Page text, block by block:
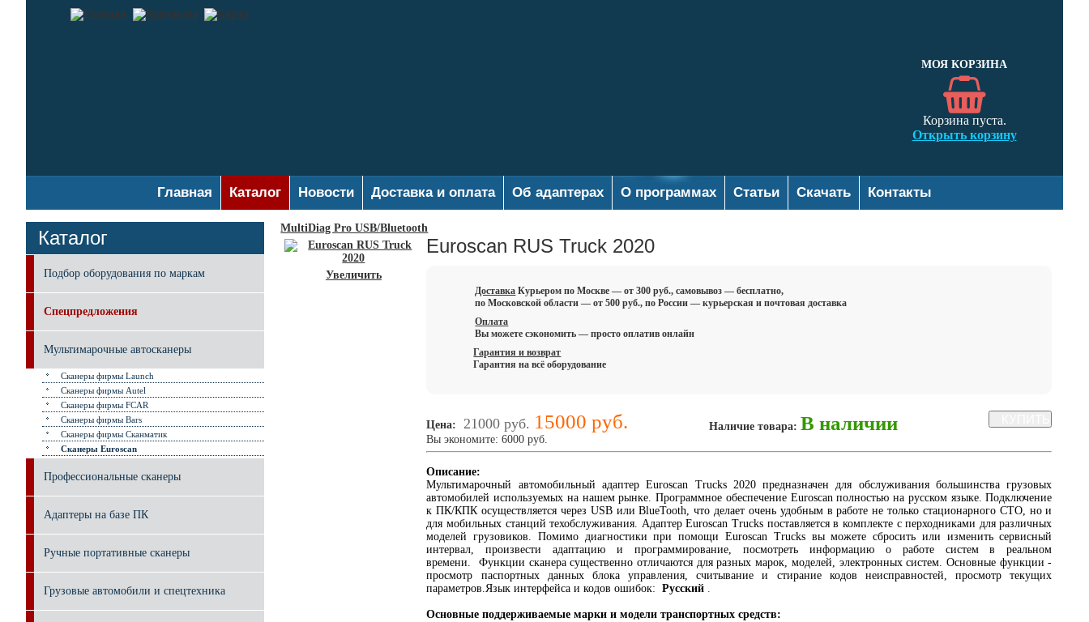
МОЯ КОРЗИНА
Корзина пуста.
Открыть корзину
Главная Каталог Новости Доставка и оплата Об адаптерах О программах Статьи Скачать Контакты
Каталог
Подбор оборудования по маркам
Спецпредложения
Мультимарочные автосканеры
Сканеры фирмы Launch
Сканеры фирмы Autel
Сканеры фирмы FCAR
Сканеры фирмы Bars
Сканеры фирмы Сканматик
Сканеры Euroscan
Профессиональные сканеры
Адаптеры на базе ПК
Ручные портативные сканеры
Грузовые автомобили и спецтехника
MultiDiag Pro USB/Bluetooth
Увеличить
Euroscan RUS Truck 2020
Доставка Курьером по Москве — от 300 руб., самовывоз — бесплатно,
по Московской области — от 500 руб., по России — курьерская и почтовая доставка
Оплата
Вы можете сэкономить — просто оплатив онлайн
Гарантия и возврат
Гарантия на всё оборудование
Цена: 21000 руб. 15000 руб.
Вы экономите: 6000 руб.
Наличие товара: В наличии
Описание:
Мультимарочный автомобильный адаптер Euroscan Trucks 2020 предназначен для обслуживания большинства грузовых
автомобилей используемых на нашем рынке. Программное обеспечение Euroscan полностью на русском языке. Подключение
к ПК/КПК осуществляется через USB или BlueTooth, что делает очень удобным в работе не только стационарного СТО, но и
для мобильных станций техобслуживания. Адаптер Euroscan Trucks поставляется в комплекте с перходниками для различных
моделей грузовиков. Помимо диагностики при помощи Euroscan Trucks вы можете сбросить или изменить сервисный
интервал, произвести адаптацию и программирование, посмотреть информацию о работе систем в реальном
времени. Функции сканера существенно отличаются для разных марок, моделей, электронных систем. Основные функции -
просмотр паспортных данных блока управления, считывание и стирание кодов неисправностей, просмотр текущих
параметров.Язык интерфейса и кодов ошибок: Русский .
Основные поддерживаемые марки и модели транспортных средств: